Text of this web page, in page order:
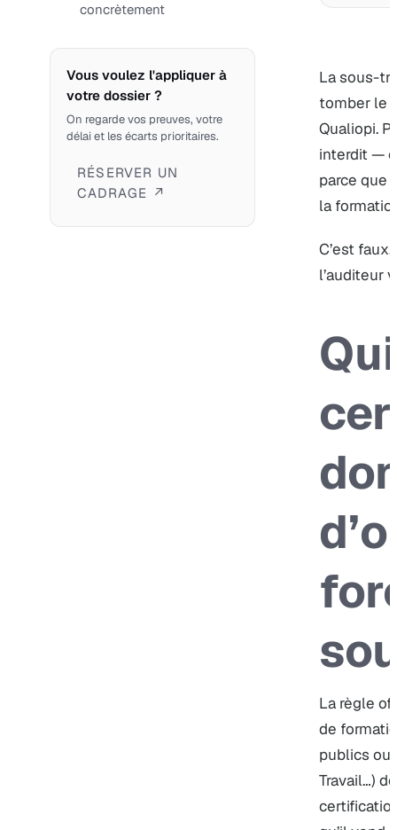
concrètement
Vous voulez l'appliquer à
votre dossier ?
On regarde vos preuves, votre
délai et les écarts prioritaires.
RÉSERVER UN
CADRAGE ↗
La sous-
tomber le
Qualiopi.
interdit —
parce que
la
C’est
l’auditeur
La règle
de
publics ou
Travail…)